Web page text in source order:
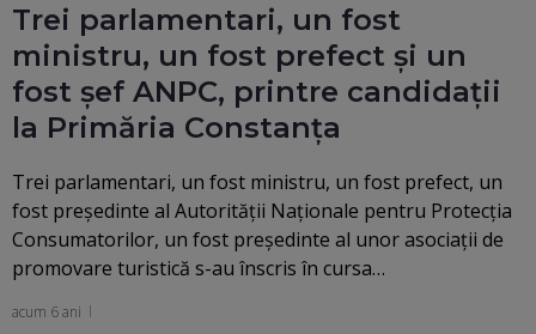
Trei parlamentari, un fost
ministru, un fost prefect și un
fost șef ANPC, printre candidaţii
la Primăria Constanţa
Trei parlamentari, un fost ministru, un fost prefect, un
fost preşedinte al Autorităţii Naţionale pentru Protecţia
Consumatorilor, un fost preşedinte al unor asociaţii de
promovare turistică s-au înscris în cursa…
acum 6 ani